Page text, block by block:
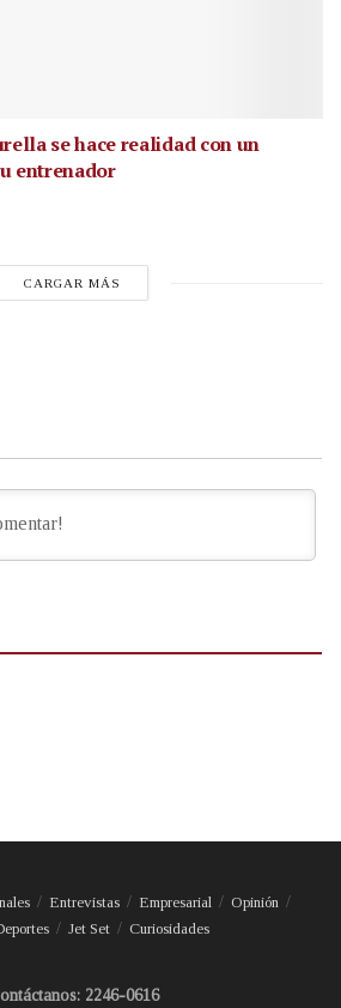
se hace realidad con un
entrenador
CARGAR MÁS
Entrevistas Empresarial
Opinión
Jet Set Curiosidades
2246-0616